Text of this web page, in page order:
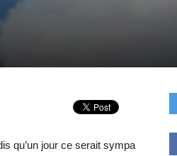
qu’un jour ce serait sympa